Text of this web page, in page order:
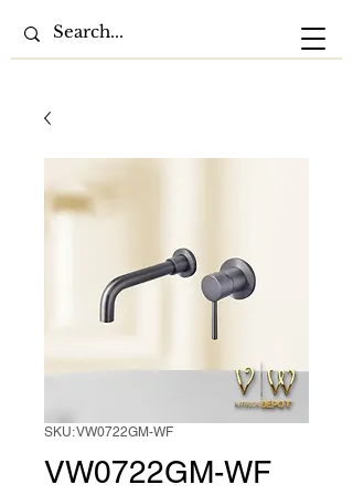
SKU: VW0722GM-WF
VW0722GM-WF